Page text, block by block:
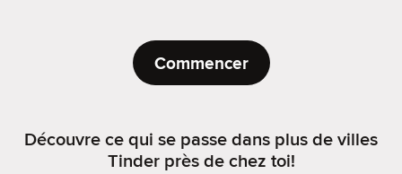
Commencer
Découvre ce qui se passe dans plus de villes
Tinder près de chez toi!